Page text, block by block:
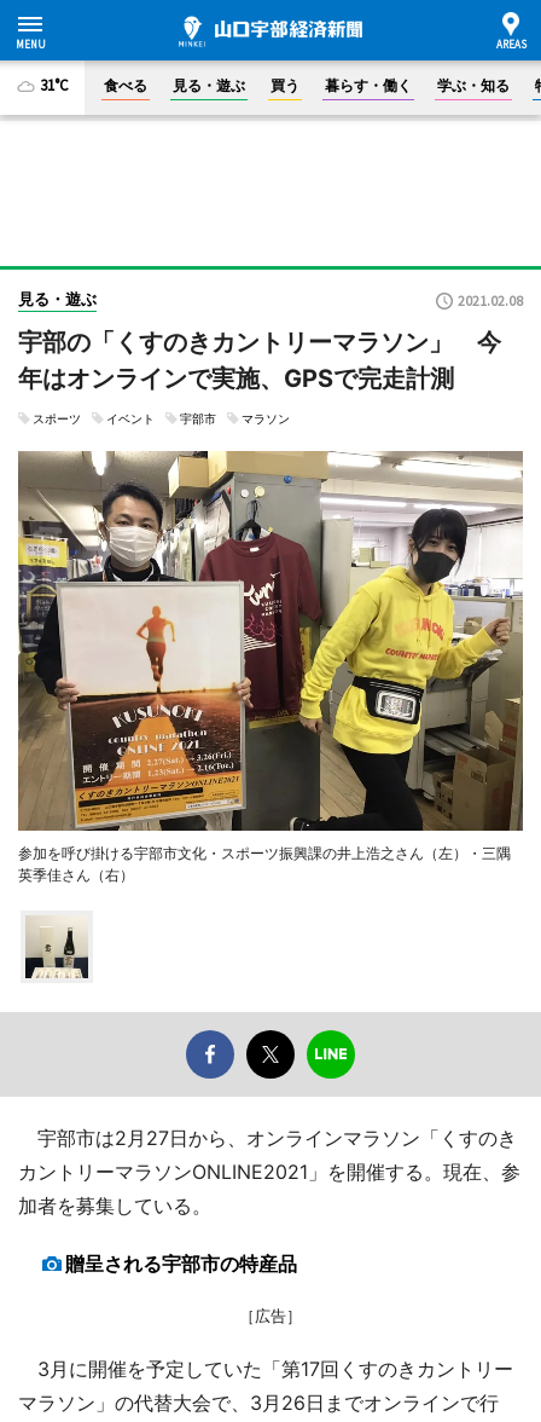
31°C 食べる 見る・遊ぶ 買う 暮らす・働く 学ぶ・知る
見る・遊ぶ 2021.02.08
宇部の「くすのきカントリーマラソン」 今
年はオンラインで実施、GPSで完走計測
スポーツ イベント 宇部市 マラソン
参加を呼び掛ける宇部市文化・スポーツ振興課の井上浩之さん（左）・三隅
英季佳さん（右）
宇部市は2月27日から、オンラインマラソン「くすのき
カントリーマラソンONLINE2021」を開催する。現在、参
加者を募集している。
贈呈される宇部市の特産品
［広告］
3月に開催を予定していた「第17回くすのきカントリー
マラソン」の代替大会で、3月26日までオンラインで行